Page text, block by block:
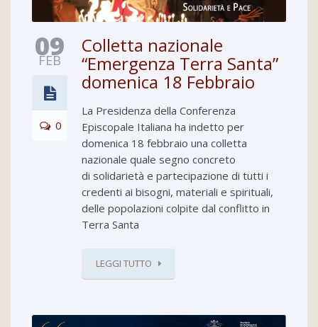
09
FEB
0
Colletta nazionale
“Emergenza Terra Santa”
domenica 18 Febbraio
La Presidenza della Conferenza
Episcopale Italiana ha indetto per
domenica 18 febbraio una colletta
nazionale quale segno concreto
di solidarietà e partecipazione di tutti i
credenti ai bisogni, materiali e spirituali,
delle popolazioni colpite dal conflitto in
Terra Santa
LEGGI TUTTO